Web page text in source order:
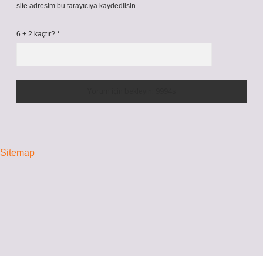
site adresim bu tarayıcıya kaydedilsin.
6 + 2 kaçtır? *
Sitemap